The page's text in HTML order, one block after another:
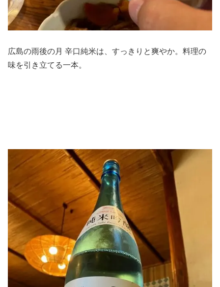
広島の雨後の月 辛口純米は、すっきりと爽やか。料理の
味を引き立てる一本。